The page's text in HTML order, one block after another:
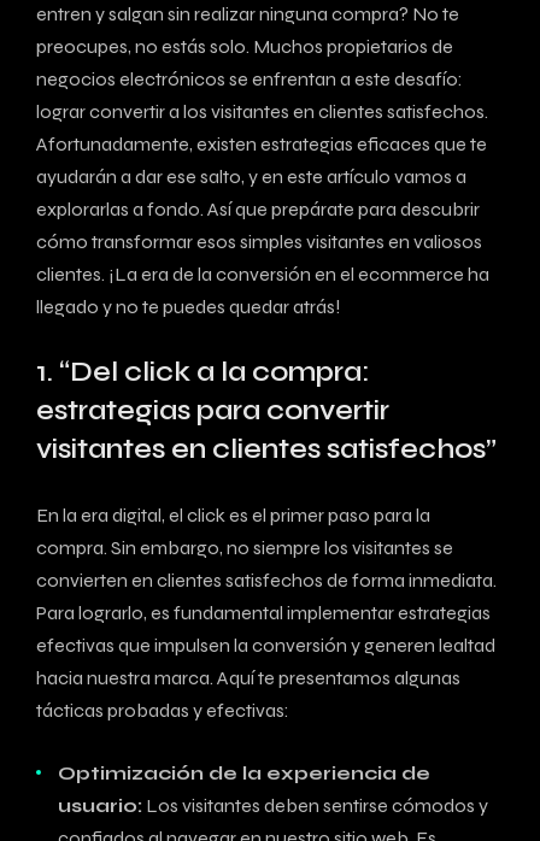
entren y salgan sin realizar ninguna compra? No te
preocupes, no estás solo. Muchos propietarios de
negocios electrónicos se enfrentan a este desafío:
lograr convertir a ‍los visitantes en clientes satisfechos.
Afortunadamente, existen estrategias eficaces ⁢que te
ayudarán a dar ese ‌salto, y en este‍ artículo vamos a
explorarlas a fondo.⁤ Así que prepárate para descubrir‌
cómo transformar esos simples visitantes en valiosos
clientes. ¡La era de ⁣la conversión en el ecommerce ‍ha
llegado y no te puedes ⁢quedar atrás!
1. “Del click ⁢a la⁣ compra:
estrategias para convertir‌
visitantes en ⁣clientes satisfechos”
En la era ‌digital, el click es el primer⁣ paso​ para la
compra. Sin​ embargo, no siempre los ‍visitantes se⁣
convierten en clientes satisfechos de forma inmediata.
Para lograrlo, ‍es⁣ fundamental implementar estrategias
efectivas que impulsen la conversión y‍ generen lealtad ​
hacia⁣ nuestra marca. ‌Aquí ⁣te presentamos algunas
tácticas probadas y efectivas:
Optimización de la experiencia de
usuario: Los visitantes deben⁣ sentirse cómodos ‍y